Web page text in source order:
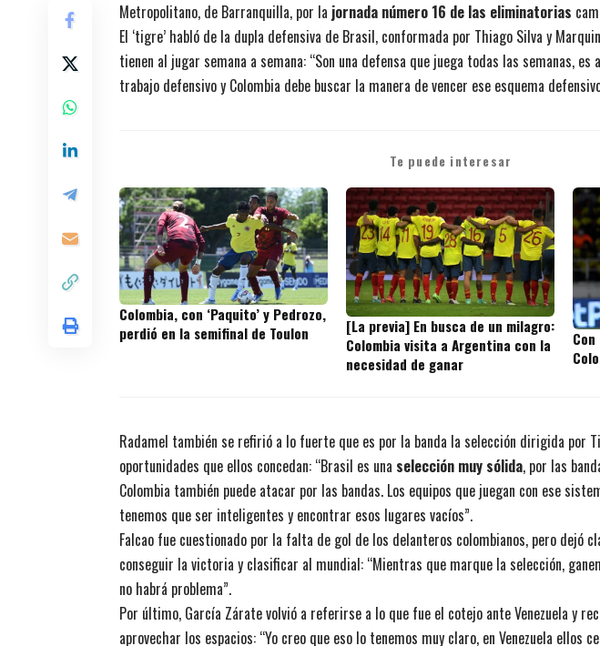
Metropolitano, de Barranquilla, por la jornada número 16 de las eliminatorias
El ‘tigre’ habló de la dupla defensiva de Brasil, conformada por Thiago Silva y
tienen al jugar semana a semana: “Son una defensa que juega todas las semanas,
trabajo defensivo y Colombia debe buscar la manera de vencer ese esquema
Te puede interesar
Colombia, con ‘Paquito’ y Pedrozo,
perdió en la semifinal de Toulon
[La previa] En busca de un milagro:
Colombia visita a Argentina con la
necesidad de ganar
Radamel también se refirió a lo fuerte que es por la banda la selección dirigida por
oportunidades que ellos concedan: “Brasil es una selección muy sólida, por las
Colombia también puede atacar por las bandas. Los equipos que juegan con ese
tenemos que ser inteligentes y encontrar esos lugares vacíos”.
Falcao fue cuestionado por la falta de gol de los delanteros colombianos, pero dejó
conseguir la victoria y clasificar al mundial: “Mientras que marque la selección,
no habrá problema”.
Por último, García Zárate volvió a referirse a lo que fue el cotejo ante Venezuela y
aprovechar los espacios: “Yo creo que eso lo tenemos muy claro, en Venezuela ellos